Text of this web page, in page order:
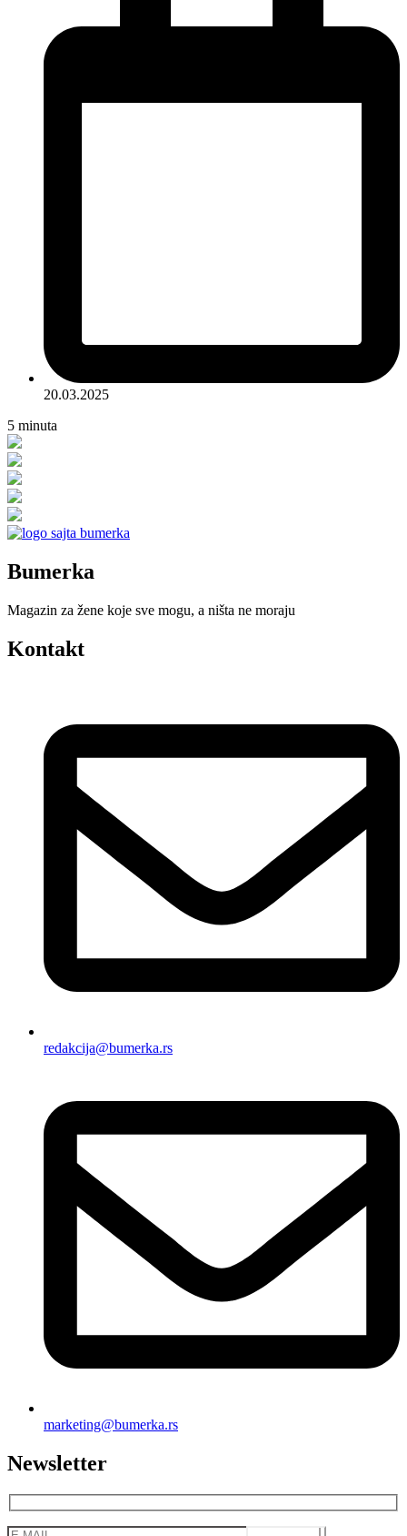
20.03.2025
5 minuta
Bumerka
Magazin za žene koje sve mogu, a ništa ne moraju
Kontakt
redakcija@bumerka.rs
marketing@bumerka.rs
Newsletter